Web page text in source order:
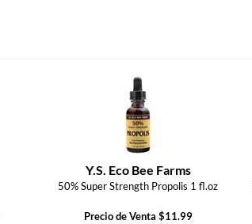
Y.S. Eco Bee Farms
50% Super Strength Propolis 1 fl.oz
Precio de Venta $11.99